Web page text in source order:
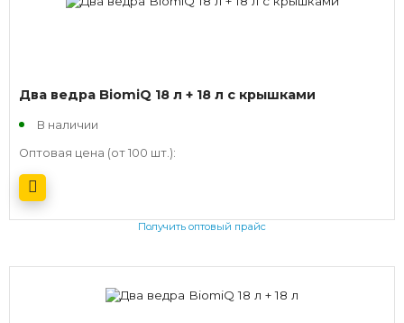
Два ведра BiomiQ 18 л + 18 л с крышками
В наличии
Оптовая цена (от 100 шт.):
Получить оптовый прайс